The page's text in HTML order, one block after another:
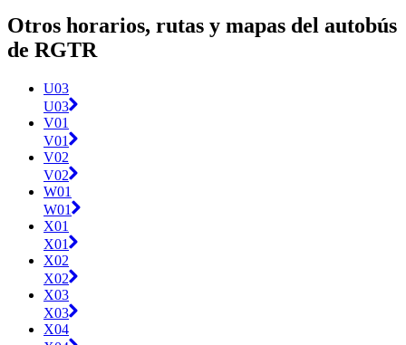
Otros horarios, rutas y mapas del autobús
de RGTR
U03
U03
V01
V01
V02
V02
W01
W01
X01
X01
X02
X02
X03
X03
X04